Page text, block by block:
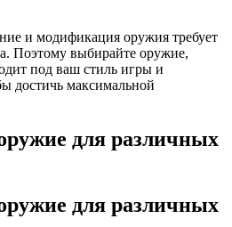
и модификация оружия требует
Поэтому выбирайте оружие,
под ваш стиль игры и
достичь максимальной
для различных
для различных